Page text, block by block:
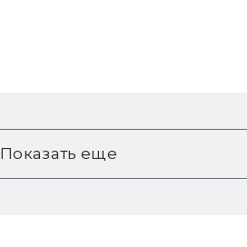
Показать еще